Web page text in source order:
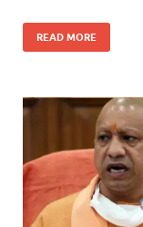
READ MORE